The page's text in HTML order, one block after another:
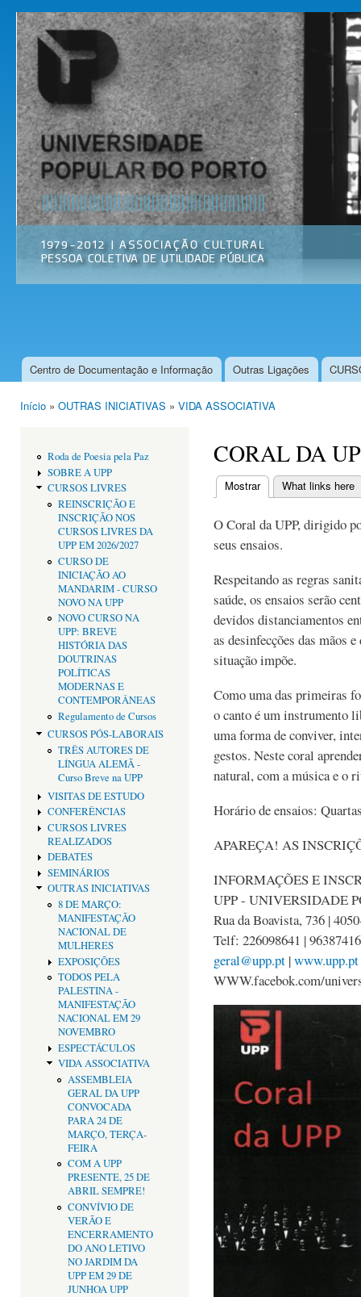
Universidade
Popular do
Porto
Associação
Cultural
Menu principal
Centro de Documentação e Informação Outras Ligações
Início » OUTRAS INICIATIVAS » VIDA ASSOCIATIVA
Roda de Poesia pela Paz
SOBRE A UPP
CURSOS LIVRES
REINSCRIÇÃO E
INSCRIÇÃO NOS
CURSOS LIVRES DA
UPP EM 2026/2027
CURSO DE
INICIAÇÃO AO
MANDARIM - CURSO
NOVO NA UPP
NOVO CURSO NA
UPP: BREVE
HISTÓRIA DAS
DOUTRINAS
POLÍTICAS
MODERNAS E
CONTEMPORÂNEAS
Regulamento de Cursos
CURSOS PÓS-LABORAIS
TRÊS AUTORES DE
LÍNGUA ALEMÃ -
Curso Breve na UPP
VISITAS DE ESTUDO
CONFERÊNCIAS
CURSOS LIVRES
REALIZADOS
DEBATES
SEMINÁRIOS
OUTRAS INICIATIVAS
8 DE MARÇO:
MANIFESTAÇÃO
NACIONAL DE
MULHERES
EXPOSIÇÕES
TODOS PELA
PALESTINA -
MANIFESTAÇÃO
NACIONAL EM 29
NOVEMBRO
ESPECTÁCULOS
VIDA ASSOCIATIVA
ASSEMBLEIA
GERAL DA UPP
CONVOCADA
PARA 24 DE
MARÇO, TERÇA-
FEIRA
COM A UPP
PRESENTE, 25 DE
ABRIL SEMPRE!
CONVÍVIO DE
VERÃO E
ENCERRAMENTO
DO ANO LETIVO
NO JARDIM DA
UPP EM 29 DE
JUNHOA UPP
CORAL DA
Separadores
Mostrar(separador ativo)
What links here
O Coral da UPP, dirigido
seus ensaios.
Respeitando as regras
saúde, os ensaios serão
devidos distanciamentos
as desinfecções das mãos
situação impõe.
Como uma das primeiras
o canto é um instrumento
uma forma de conviver,
gestos. Neste coral
natural, com a música e o
Horário de ensaios:
APAREÇA! AS
INFORMAÇÕES E
UPP - UNIVERSIDADE
Rua da Boavista, 736 |
Telf: 226098641 |
geral@upp.pt |www.upp.pt
WWW.facebok.com/